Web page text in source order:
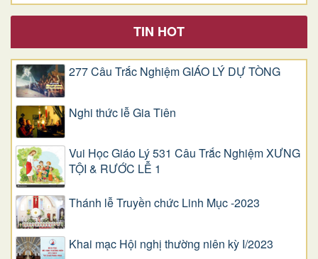
TIN HOT
277 Câu Trắc Nghiệm GIÁO LÝ DỰ TÒNG
Nghi thức lễ Gia Tiên
Vui Học Giáo Lý 531 Câu Trắc Nghiệm XƯNG
TỘI & RƯỚC LỄ 1
Thánh lễ Truyền chức Linh Mục -2023
Khai mạc Hội nghị thường niên kỳ I/2023